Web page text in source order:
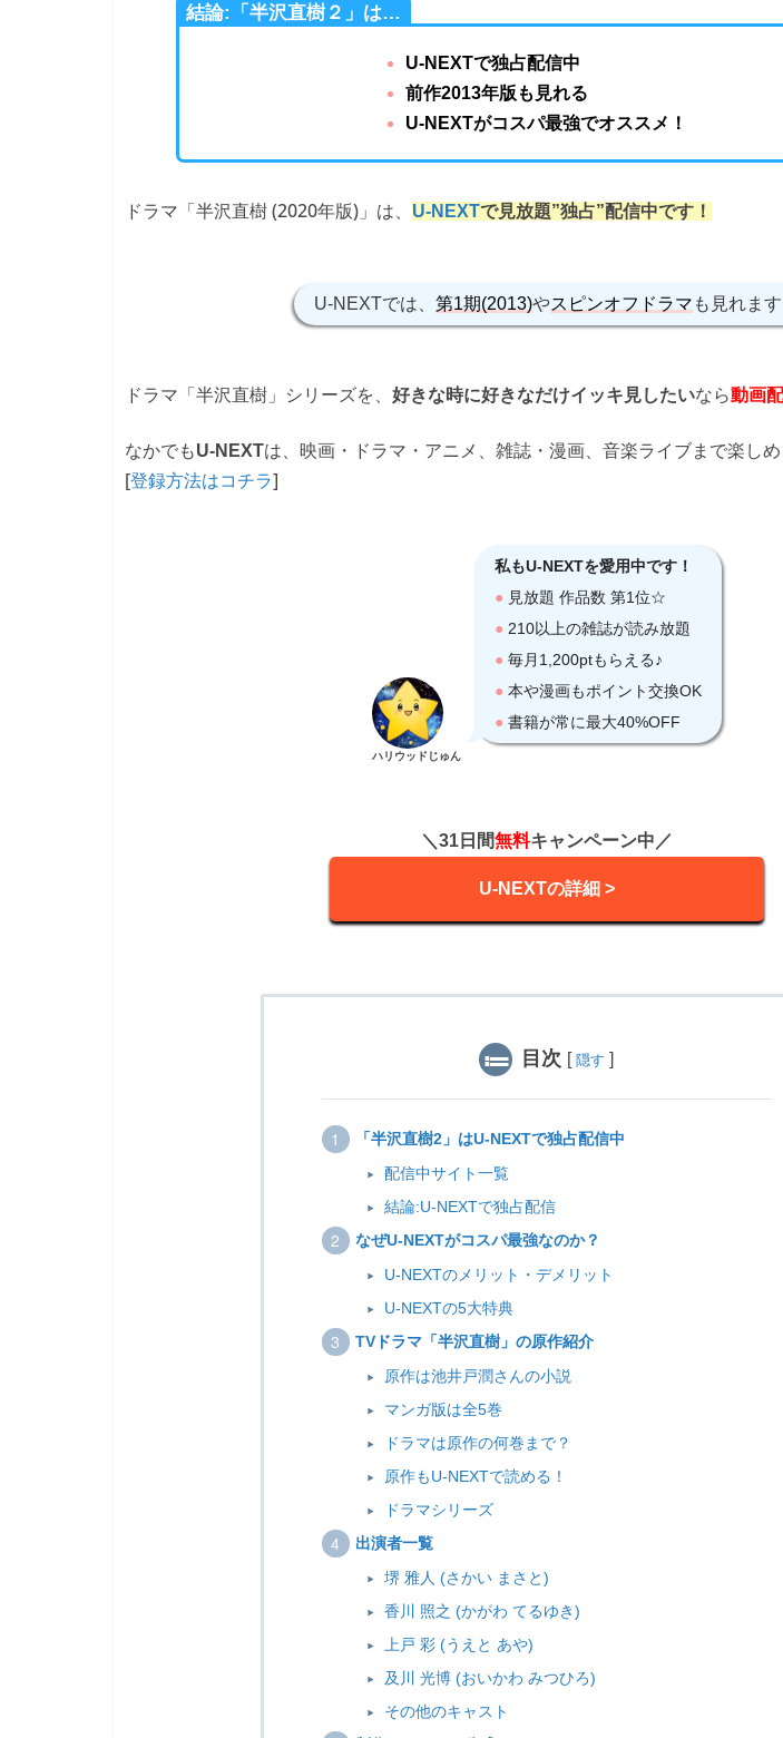
結論:「半沢直樹２」は…
U-NEXTで独占配信中
前作2013年版も見れる
U-NEXTがコスパ最強でオススメ！
ドラマ「半沢直樹 (2020年版)」は、 U-NEXTで見放題”独占”配信中です！
U-NEXTでは、 第1期(2013)やスピンオフドラマ も見れま
ドラマ「半沢直樹」シリーズを、 好きな時に好きなだけイッキ見したいなら動画
なかでもU-NEXTは、映画・ドラマ・アニメ、雑誌・漫画、音楽ライブまで楽し
[登録方法はコチラ]
ハリウッドじゅん
＼31日間無料キャンペーン中／
U-NEXTの詳細 >
目次 [ 隠す ]
「半沢直樹2」はU-NEXTで独占配信中
配信中サイト一覧
結論:U-NEXTで独占配信
なぜU-NEXTがコスパ最強なのか？
U-NEXTのメリット・デメリット
U-NEXTの5大特典
TVドラマ「半沢直樹」の原作紹介
原作は池井戸潤さんの小説
マンガ版は全5巻
ドラマは原作の何巻まで？
原作もU-NEXTで読める！
ドラマシリーズ
出演者一覧
堺 雅人 (さかい まさと)
香川 照之 (かがわ てるゆき)
上戸 彩 (うえと あや)
及川 光博 (おいかわ みつひろ)
その他のキャスト